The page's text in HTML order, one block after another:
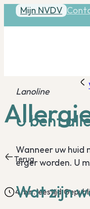
Mijn NVDV
Terug
4 min. leestijd
Lanoline
U bent
Wanneer uw huid
erger worden. U
Wat zijn